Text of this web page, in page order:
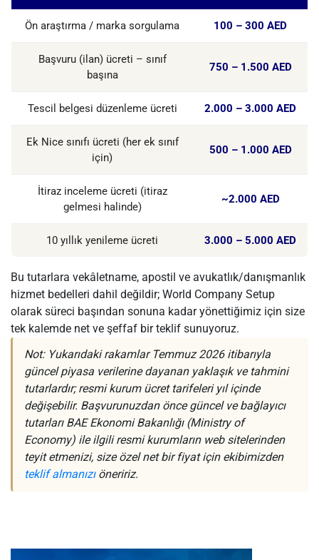
Ön araştırma / marka sorgulama 100 – 300 AED
Başvuru (ilan) ücreti – sınıf
başına
750 – 1.500 AED
Tescil belgesi düzenleme ücreti 2.000 – 3.000 AED
Ek Nice sınıfı ücreti (her ek sınıf
için)
500 – 1.000 AED
İtiraz inceleme ücreti (itiraz
gelmesi halinde)
~2.000 AED
10 yıllık yenileme ücreti 3.000 – 5.000 AED
Bu tutarlara vekâletname, apostil ve avukatlık/danışmanlık
hizmet bedelleri dahil değildir; World Company Setup
olarak süreci başından sonuna kadar yönettiğimiz için size
tek kalemde net ve şeffaf bir teklif sunuyoruz.
Not: Yukarıdaki rakamlar Temmuz 2026 itibarıyla
güncel piyasa verilerine dayanan yaklaşık ve tahmini
tutarlardır; resmi kurum ücret tarifeleri yıl içinde
değişebilir. Başvurunuzdan önce güncel ve bağlayıcı
tutarları BAE Ekonomi Bakanlığı (Ministry of
Economy) ile ilgili resmi kurumların web sitelerinden
teyit etmenizi, size özel net bir fiyat için ekibimizden
teklif almanızıöneririz.